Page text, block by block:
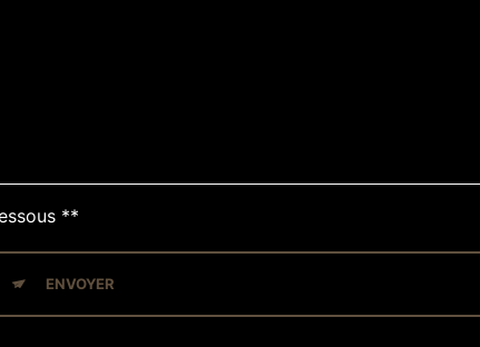
**
ENVOYER